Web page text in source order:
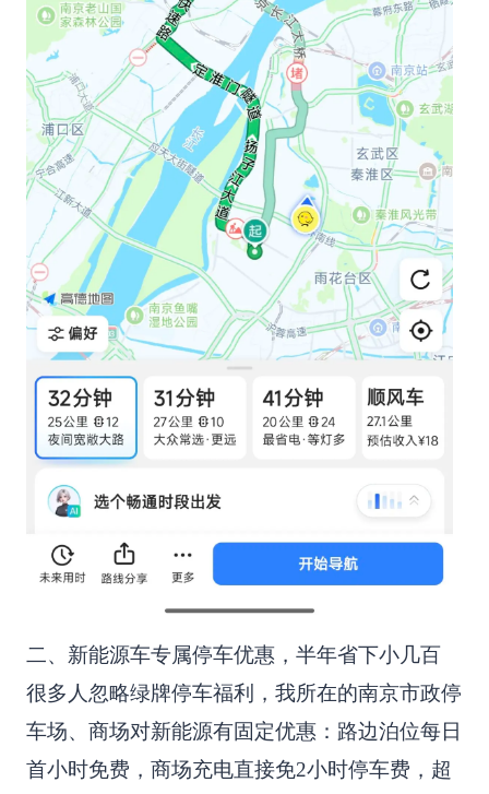
二、新能源车专属停车优惠，半年省下小几百
很多人忽略绿牌停车福利，我所在的南京市政停
车场、商场对新能源有固定优惠：路边泊位每日
首小时免费，商场充电直接免2小时停车费，超